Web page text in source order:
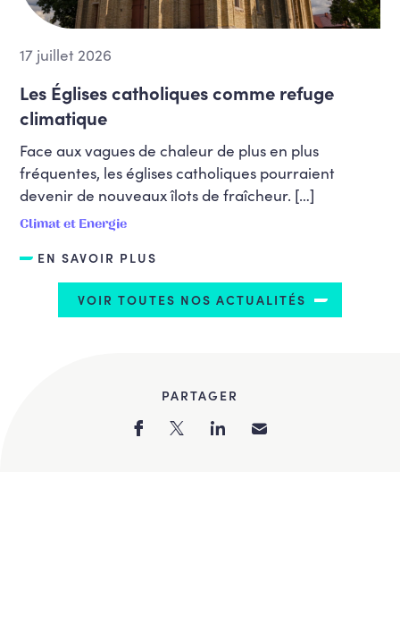
17 juillet 2026
Les Églises catholiques comme refuge
climatique
Face aux vagues de chaleur de plus en plus
fréquentes, les églises catholiques pourraient
devenir de nouveaux îlots de fraîcheur. […]
Climat et Energie
EN SAVOIR PLUS
VOIR TOUTES NOS ACTUALITÉS
PARTAGER